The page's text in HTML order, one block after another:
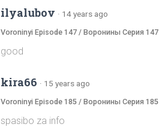
ilyalubov · 14 years ago
Voroninyi Episode 147 / Воронины Серия 147
good
kira66 · 15 years ago
Voroninyi Episode 185 / Воронины Серия 185
spasibo za info